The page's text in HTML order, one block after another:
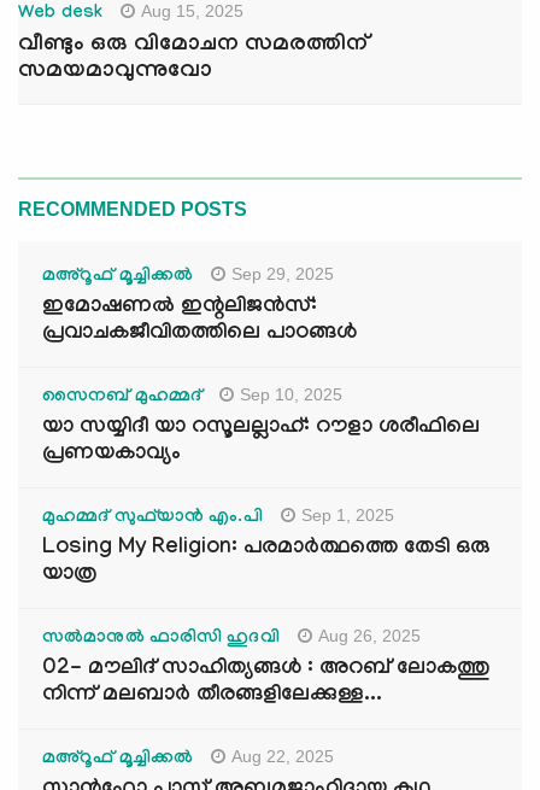
Web desk Aug 15, 2025
വീണ്ടും ഒരു വിമോചന സമരത്തിന്
സമയമാവുന്നുവോ
RECOMMENDED POSTS
മഅ്റൂഫ് മൂച്ചിക്കല്‍ Sep 29, 2025
ഇമോഷണൽ ഇന്റലിജൻസ്:
പ്രവാചകജീവിതത്തിലെ പാഠങ്ങൾ
സൈനബ് മുഹമ്മദ് Sep 10, 2025
യാ സയ്യിദീ യാ റസൂലല്ലാഹ്: റൗളാ ശരീഫിലെ
പ്രണയകാവ്യം
മുഹമ്മദ് സുഫ്‌യാൻ എം.പി Sep 1, 2025
Losing My Religion: പരമാർത്ഥത്തെ തേടി ഒരു
യാത്ര
സൽമാനുൽ ഫാരിസി ഹുദവി Aug 26, 2025
02- മൗലിദ് സാഹിത്യങ്ങൾ : അറബ് ലോകത്തു
നിന്ന് മലബാർ തീരങ്ങളിലേക്കുള്ള...
മഅ്റൂഫ് മൂച്ചിക്കല്‍ Aug 22, 2025